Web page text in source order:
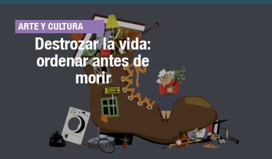
ARTE Y CULTURA
Destrozar la vida:
ordenar antes de
morir